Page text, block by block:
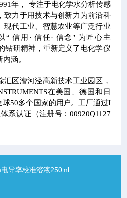
年， 专注于电化学水分析传感
致力于用技术与创新力为前沿科
现代工业、智慧农业等广泛行业
“ 信用· 信任· 信念" 为匠心主
钻研精神，重新定义了电化学仪
涵。
汇区漕河泾高新技术工业园区，
在美国、德国和日
球50多个国家的用户。工厂通过I
系认证（注册号：00920Q1127
导率校准溶液250ml